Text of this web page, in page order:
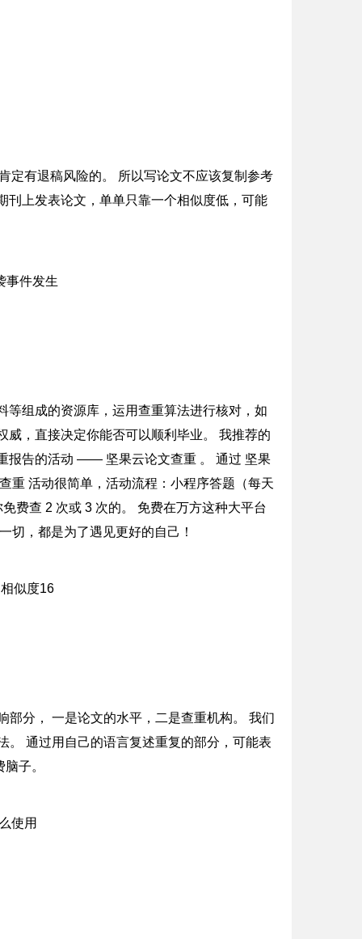
定有退稿风险的。 所以写论文不应该复制参考
刊上发表论文，单单只靠一个相似度低，可能
等组成的资源库，运用查重算法进行核对，如
，直接决定你能否可以顺利毕业。 我推荐的
报告的活动 —— 坚果云论文查重 。 通过 坚果
重 活动很简单，活动流程：小程序答题（每天
费查 2 次或 3 次的。 免费在万方这种大平台
切，都是为了遇见更好的自己！
部分， 一是论文的水平，二是查重机构。 我们
。 通过用自己的语言复述重复的部分，可能表
子。